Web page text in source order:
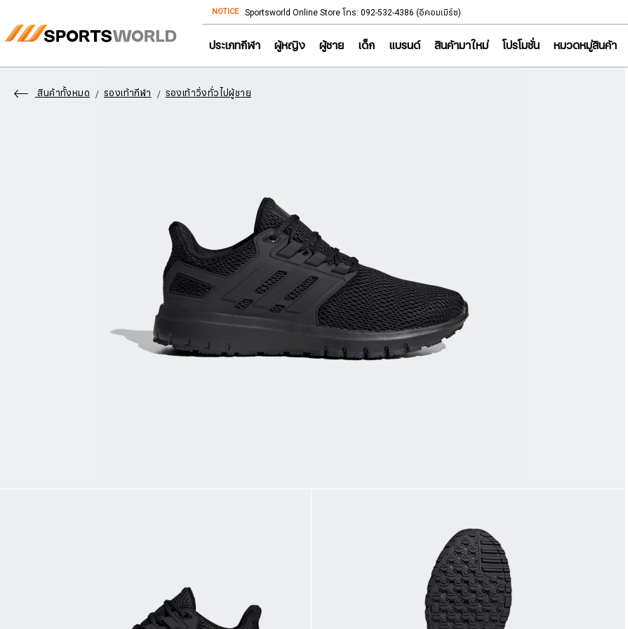
NOTICE Sportsworld Online Store โทร: 092-532-4386 (อีคอมเมิร์ซ)
ประเภทกีฬา ผู้หญิง ผู้ชาย เด็ก แบรนด์ สินค้ามาใหม่ โปรโมชั่น หมวดหมู่สินค้า
สินค้าทั้งหมด รองเท้ากีฬา รองเท้าวิ่งทั่วไปผู้ชาย